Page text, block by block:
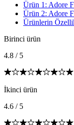
Ürün 1: Adore
Ürün 2: Adore
Ürünlerin
Birinci ürün
4.8 / 5
İkinci ürün
4.6 / 5